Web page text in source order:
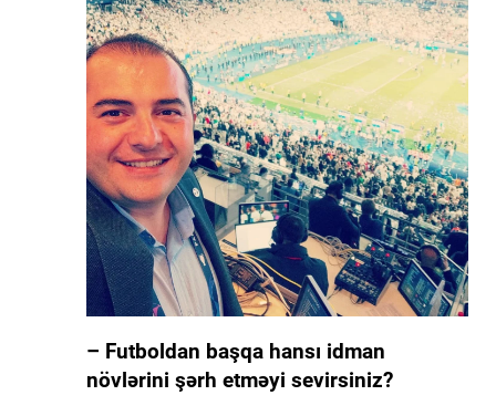
– Futboldan başqa hansı idman
növlərini şərh etməyi sevirsiniz?